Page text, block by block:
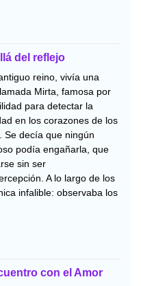
del reflejo
reino, vivía una
Mirta, famosa por
para detectar la
en los corazones de los
Se decía que ningún
podía engañarla, que
sin ser
A lo largo de los
infalible: observaba los
con el Amor